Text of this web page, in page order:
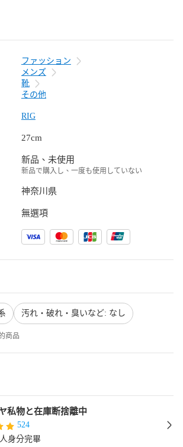
ファッション
メンズ
靴
その他
RIG
27cm
新品、未使用
新品で購入し、一度も使用していない
神奈川県
無選項
汚れ・破れ・臭いなど: なし
商品
私物と在庫断捨離中
524
身分完畢